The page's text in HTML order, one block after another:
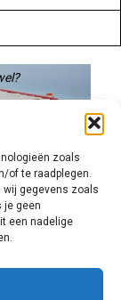
zoals
of te raadplegen.
wij gegevens zoals
je geen
een nadelige